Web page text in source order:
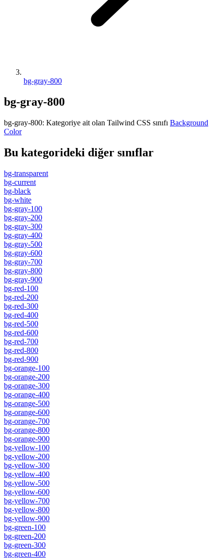
bg-gray-800
bg-gray-800
bg-gray-800: Kategoriye ait olan Tailwind CSS sınıfı Background
Color
Bu kategorideki diğer sınıflar
bg-transparent
bg-current
bg-black
bg-white
bg-gray-100
bg-gray-200
bg-gray-300
bg-gray-400
bg-gray-500
bg-gray-600
bg-gray-700
bg-gray-800
bg-gray-900
bg-red-100
bg-red-200
bg-red-300
bg-red-400
bg-red-500
bg-red-600
bg-red-700
bg-red-800
bg-red-900
bg-orange-100
bg-orange-200
bg-orange-300
bg-orange-400
bg-orange-500
bg-orange-600
bg-orange-700
bg-orange-800
bg-orange-900
bg-yellow-100
bg-yellow-200
bg-yellow-300
bg-yellow-400
bg-yellow-500
bg-yellow-600
bg-yellow-700
bg-yellow-800
bg-yellow-900
bg-green-100
bg-green-200
bg-green-300
bg-green-400